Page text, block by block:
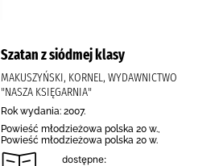
Szatan z siódmej klasy
MAKUSZYŃSKI, KORNEL, WYDAWNICTWO
"NASZA KSIĘGARNIA"
Rok wydania: 2007.
Powieść młodzieżowa polska 20 w.,
Powieść młodzieżowa polska 20 w.
dostępne: